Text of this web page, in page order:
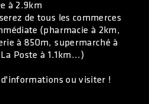
à 2.9km
de tous les commerces
(pharmacie à 2km,
à 850m, supermarché à
Poste à 1.1km...)
ou visiter !